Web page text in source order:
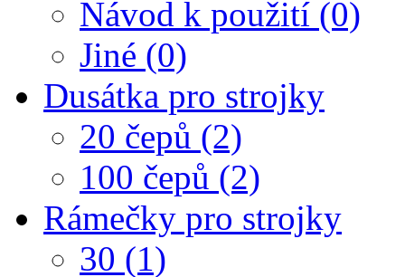
Návod k použití (0)
Jiné (0)
Dusátka pro strojky
20 čepů (2)
100 čepů (2)
Rámečky pro strojky
30 (1)